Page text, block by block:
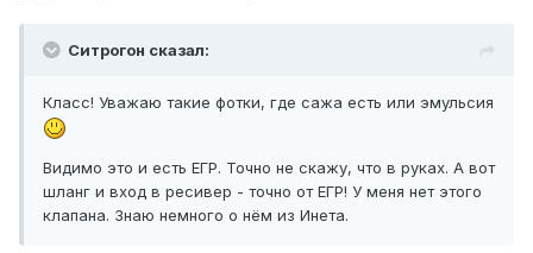
Ситрогон сказал:
Класс! Уважаю такие фотки, где сажа есть или эмульсия
Видимо это и есть ЕГР. Точно не скажу, что в руках. А вот
шланг и вход в ресивер - точно от ЕГР! У меня нет этого
клапана. Знаю немного о нём из Инета.